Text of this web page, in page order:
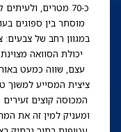
כ-70 מטרים,
במגוון רחב של צבעים:
יכולת הסוואה
עצם, שווה כמעט
ציצית המסייע למשוך
המכוסה קוצים
ומעניק למין זה את